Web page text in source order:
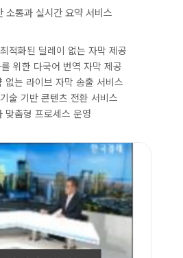
소통과 실시간 요약 서비스
적화된 딜레이 없는 자막 제공
위한 다국어 번역 자막 제공
없는 라이브 자막 송출 서비스
술 기반 콘텐츠 전환 서비스
맞춤형 프로세스 운영